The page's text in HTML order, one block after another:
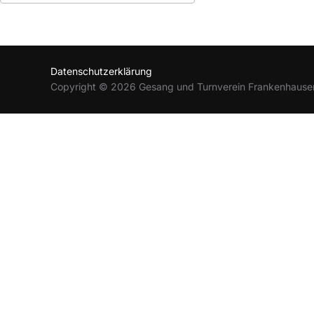
Datenschutzerklärung
Copyright © 2026 Gesang und Turnverein